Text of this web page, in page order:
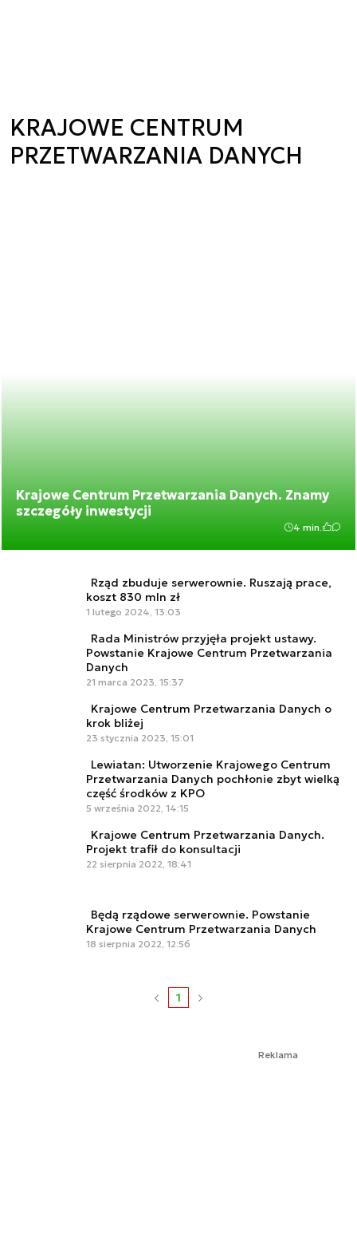
KRAJOWE CENTRUM
PRZETWARZANIA DANYCH
Krajowe Centrum Przetwarzania Danych. Znamy
szczegóły inwestycji
4 min.
Rząd zbuduje serwerownie. Ruszają prace,
koszt 830 mln zł
1 lutego 2024, 13:03
Rada Ministrów przyjęła projekt ustawy.
Powstanie Krajowe Centrum Przetwarzania
Danych
21 marca 2023, 15:37
Krajowe Centrum Przetwarzania Danych o
krok bliżej
23 stycznia 2023, 15:01
Lewiatan: Utworzenie Krajowego Centrum
Przetwarzania Danych pochłonie zbyt wielką
część środków z KPO
5 września 2022, 14:15
Krajowe Centrum Przetwarzania Danych.
Projekt trafił do konsultacji
22 sierpnia 2022, 18:41
Będą rządowe serwerownie. Powstanie
Krajowe Centrum Przetwarzania Danych
18 sierpnia 2022, 12:56
1
Reklama